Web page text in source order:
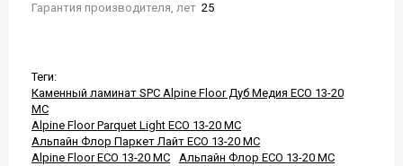
Гарантия производителя, лет 25
Теги:
Каменный ламинат SPC Alpine Floor Дуб Медия ЕСО 13-20
MC
Alpine Floor Parquet Light ЕСО 13-20 MC
Альпайн Флор Паркет Лайт ЕСО 13-20 MC
Alpine Floor ЕСО 13-20 MC
Альпайн Флор ЕСО 13-20 MC